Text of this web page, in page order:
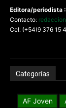
Editora/periodista
Contacto:
Cel: (+54)9 376 15
Categorías
AF Joven